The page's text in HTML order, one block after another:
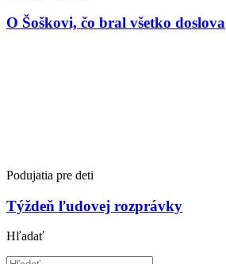
O Šoškovi, čo bral všetko doslova
Podujatia pre deti
Týždeň ľudovej rozprávky
Hľadať